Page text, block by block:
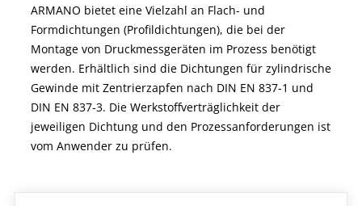
ARMANO bietet eine Vielzahl an Flach- und
Formdichtungen (Profildichtungen), die bei der
Montage von Druckmessgeräten im Prozess benötigt
werden. Erhältlich sind die Dichtungen für zylindrische
Gewinde mit Zentrierzapfen nach DIN EN 837-1 und
DIN EN 837-3. Die Werkstoffverträglichkeit der
jeweiligen Dichtung und den Prozessanforderungen ist
vom Anwender zu prüfen.